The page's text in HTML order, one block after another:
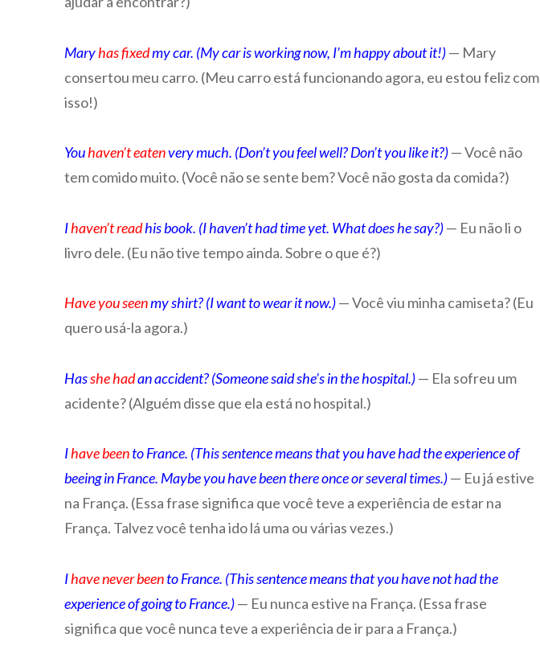
Maryhas fixedmy car. (My car is working now, I’m happy about it!)— Mary
consertou meu carro. (Meu carro está funcionando agora, eu estou feliz com
isso!)
Youhaven’t eatenvery much. (Don’t you feel well? Don’t you like it?)— Você não
tem comido muito. (Você não se sente bem? Você não gosta da comida?)
Ihaven’t readhis book. (I haven’t had time yet. What does he say?)— Eu não li o
livro dele. (Eu não tive tempo ainda. Sobre o que é?)
Have you seenmy shirt? (I want to wear it now.)— Você viu minha camiseta? (Eu
quero usá-la agora.)
Hasshe hadan accident? (Someone said she’s in the hospital.)— Ela sofreu um
acidente? (Alguém disse que ela está no hospital.)
Ihave beento France. (This sentence means that you have had the experience of
beeing in France. Maybe you have been there once or several times.)— Eu já estive
na França. (Essa frase significa que você teve a experiência de estar na
França. Talvez você tenha ido lá uma ou várias vezes.)
Ihavenever beento France. (This sentence means that you have not had the
experience of going to France.)— Eu nunca estive na França. (Essa frase
significa que você nunca teve a experiência de ir para a França.)